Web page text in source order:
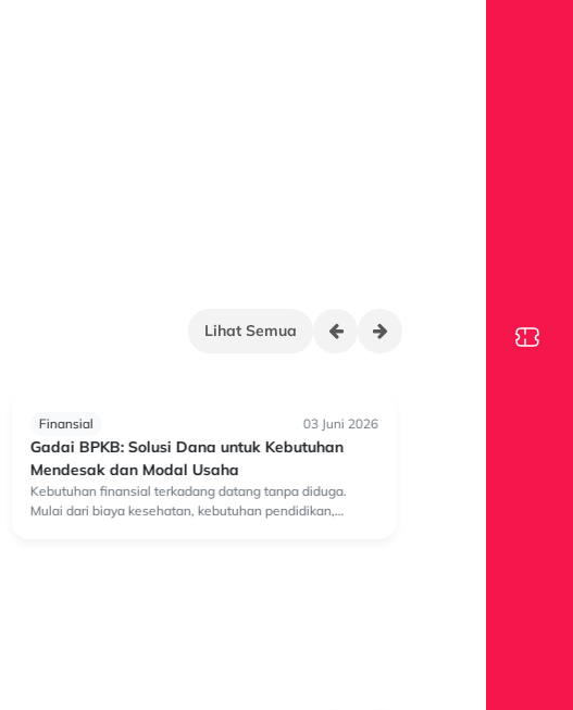
Lihat Semua
Finansial 03 Juni 2026
Gadai BPKB: Solusi Dana untuk Kebutuhan
Mendesak dan Modal Usaha
Kebutuhan finansial terkadang datang tanpa diduga.
Mulai dari biaya kesehatan, kebutuhan pendidikan,